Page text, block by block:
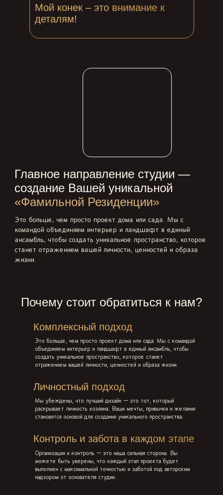
Мой конек – это внимание к
деталям!
Главное направление студии —
создание Вашей уникальной
«Фамильной Резиденции»
Это больше, чем просто проект дома или сада. Мы с
командой объединяем интерьер и ландшафт в единый
ансамбль, чтобы создать уникальное пространство, которое
станет отражением вашей личности, ценностей и образа
жизни.
Почему стоит обратиться к нам?
Комплексный подход
Это больше, чем просто проект дома или сада. Мы с командой
объединяем интерьер и ландшафт в единый ансамбль, чтобы
создать уникальное пространство, которое станет
отражением вашей личности, ценностей и образа жизни.
Личностный подход
Мы убеждены, что лучший дизайн — это тот, который
раскрывает личность хозяина. Ваши мечты, привычки и желания
становятся основой для создания уникального пространства.
Контроль и забота в каждом этапе
Организация и контроль — это наша сильная сторона. Вы
можете быть уверены, что каждый этап проекта будет
выполнен с максимальной точностью и заботой под авторским
надзором от основателя студии.